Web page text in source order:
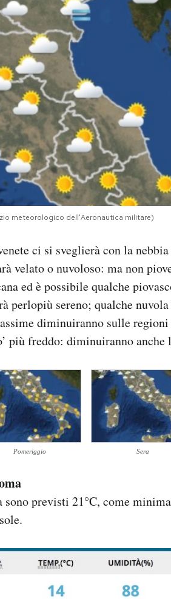
meteorologico dell'Aeronautica militare)
ci si sveglierà con la
velato o nuvoloso: ma non
ed è possibile qualche
perlopiù sereno; qualche
diminuiranno sulle regioni
più freddo: diminuiranno anche
Pomeriggio Sera
sono previsti 21°C, come